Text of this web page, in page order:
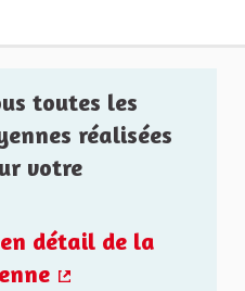
toutes les
réalisées
votre
détail de la